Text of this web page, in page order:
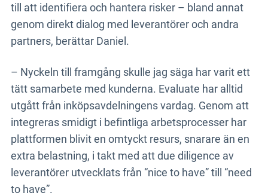
till att identifiera och hantera risker – bland annat
genom direkt dialog med leverantörer och andra
partners, berättar Daniel.
– Nyckeln till framgång skulle jag säga har varit ett
tätt samarbete med kunderna. Evaluate har alltid
utgått från inköpsavdelningens vardag. Genom att
integreras smidigt i befintliga arbetsprocesser har
plattformen blivit en omtyckt resurs, snarare än en
extra belastning, i takt med att due diligence av
leverantörer utvecklats från “nice to have” till “need
to have”.